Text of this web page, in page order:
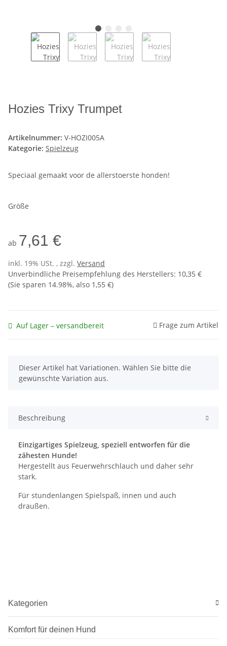
Hozies Trixy Trumpet
Artikelnummer: V-HOZI005A
Kategorie: Spielzeug
Speciaal gemaakt voor de allerstoerste honden!
Größe
ab 7,61 €
inkl. 19% USt. , zzgl. Versand
Unverbindliche Preisempfehlung des Herstellers: 10,35 €
(Sie sparen 14.98%, also 1,55 €)
Auf Lager – versandbereit Frage zum Artikel
x
Dieser Artikel hat Variationen. Wählen Sie bitte die
gewünschte Variation aus.
Beschreibung
Einzigartiges Spielzeug, speziell entworfen für die
zähesten Hunde!
Hergestellt aus Feuerwehrschlauch und daher sehr
stark.
Für stundenlangen Spielspaß, innen und auch
draußen.
Kategorien
Komfort für deinen Hund